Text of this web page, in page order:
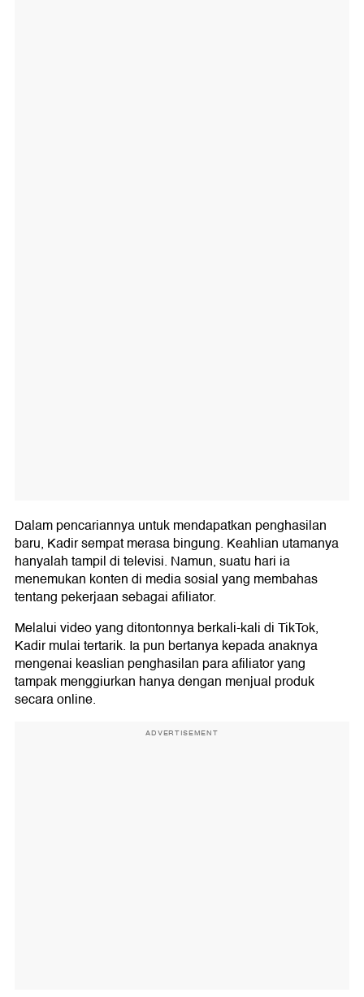
Dalam pencariannya untuk mendapatkan penghasilan
baru, Kadir sempat merasa bingung. Keahlian utamanya
hanyalah tampil di televisi. Namun, suatu hari ia
menemukan konten di media sosial yang membahas
tentang pekerjaan sebagai afiliator.
Melalui video yang ditontonnya berkali-kali di TikTok,
Kadir mulai tertarik. Ia pun bertanya kepada anaknya
mengenai keaslian penghasilan para afiliator yang
tampak menggiurkan hanya dengan menjual produk
secara online.
ADVERTISEMENT